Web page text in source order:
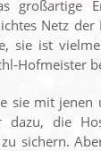
Netz
sie ist
Hofmeister
sie mit
die
sichern.